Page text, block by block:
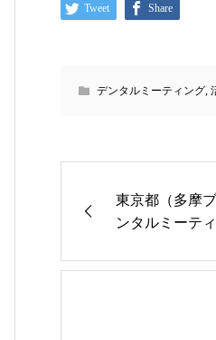
Tweet Share
デンタルミーティング
東京都（多摩
ンタルミーテ